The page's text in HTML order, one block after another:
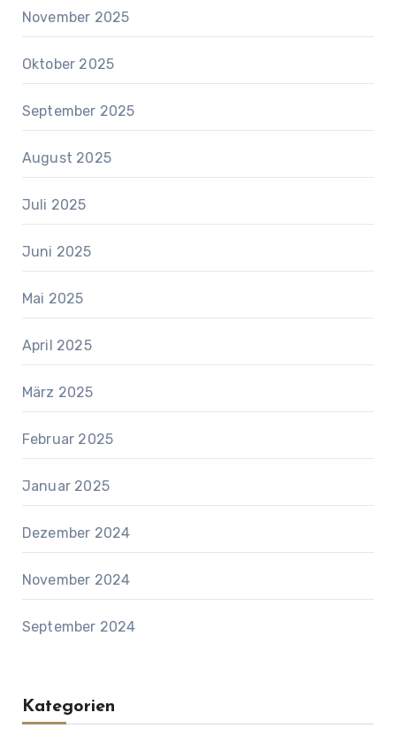
November 2025
Oktober 2025
September 2025
August 2025
Juli 2025
Juni 2025
Mai 2025
April 2025
März 2025
Februar 2025
Januar 2025
Dezember 2024
November 2024
September 2024
Kategorien